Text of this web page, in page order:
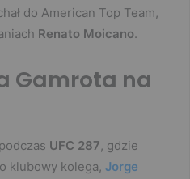
do American Top Team,
Renato Moicano.
Gamrota na
UFC 287, gdzie
klubowy kolega, Jorge